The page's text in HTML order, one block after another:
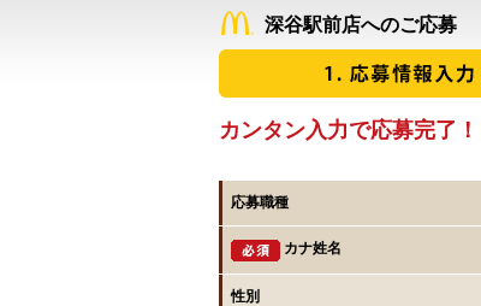
深谷駅前店へのご応募
カンタン入力で応募完了！
応募職種
カナ姓名
性別